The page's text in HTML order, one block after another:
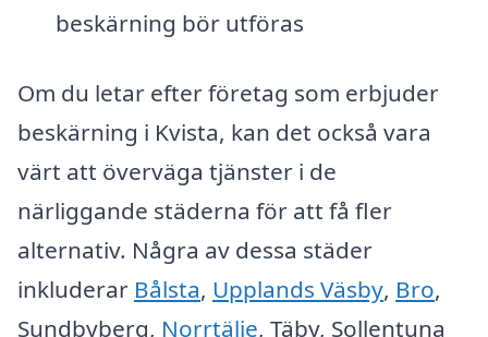
beskärning bör utföras
Om du letar efter företag som erbjuder
beskärning i Kvista, kan det också vara
värt att överväga tjänster i de
närliggande städerna för att få fler
alternativ. Några av dessa städer
inkluderar Bålsta, Upplands Väsby, Bro,
Sundbyberg, Norrtälje, Täby, Sollentuna